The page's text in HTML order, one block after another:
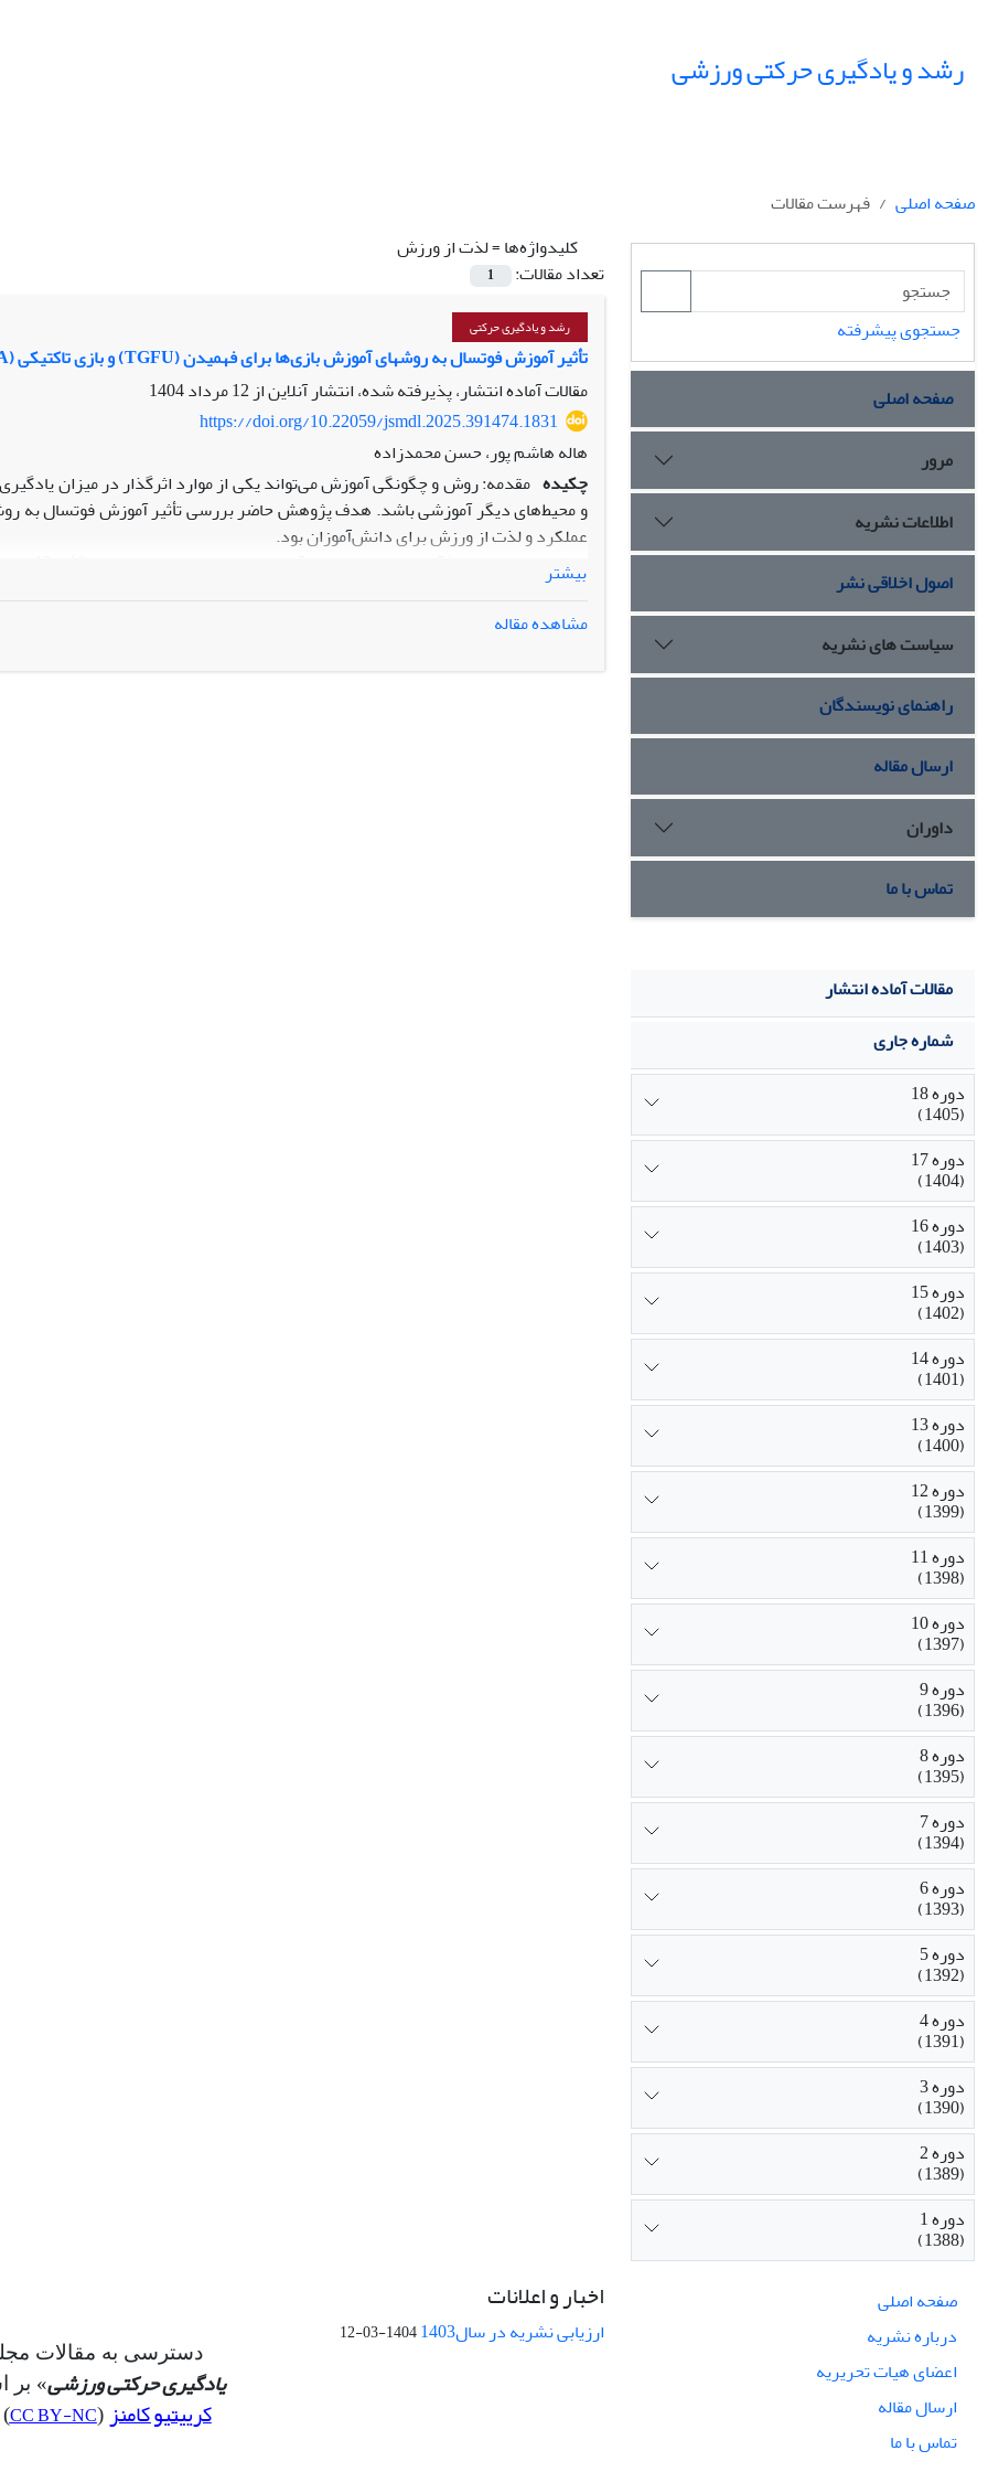
رشد و یادگیری حرکتی ورزشی
صفحه اصلی
فهرست مقالات
کلیدواژه‌ها =لذت از ورزش
تعداد مقالات:
1
رشد و یادگیری حرکتی
تأثیر آموزش فوتسال به روشهای آموزش بازی‌ها برای فهمیدن (TGFU) و بازی تاکتیکی (TGA) بر عملکرد و لذت از ورزش برای دانش‌آموزان
مقالات آماده انتشار، پذیرفته شده، انتشار آنلاین از12 مرداد 1404
https://doi.org/10.22059/jsmdl.2025.391474.1831
هاله هاشم پور، حسن محمدزاده
چکیده مقدمه: روش و چگونگی آموزش می‌تواند یکی از موارد اثرگذار در میزان
عملکرد و لذت از ورزش برای دانش‌آموزان بود.
پرسشنامه لذت از فعالیت بدنی PACES برای ارزیابی لذت از ورزش استفاده شد.
روش TGA بهتر از روش TGFU بود.
بیشتر
مشاهده مقاله
جستجوی پیشرفته
صفحه اصلی
مرور
اطلاعات نشریه
اصول اخلاقی نشر
سیاست های نشریه
راهنمای نویسندگان
ارسال مقاله
داوران
تماس با ما
مقالات آماده انتشار
شماره جاری
دوره 18
(1405)
دوره 17
(1404)
دوره 16
(1403)
دوره 15
(1402)
دوره 14
(1401)
دوره 13
(1400)
دوره 12
(1399)
دوره 11
(1398)
دوره 10
(1397)
دوره 9
(1396)
دوره 8
(1395)
دوره 7
(1394)
دوره 6
(1393)
دوره 5
(1392)
دوره 4
(1391)
دوره 3
(1390)
دوره 2
(1389)
دوره 1
(1388)
صفحه اصلی
درباره نشریه
اعضای هیات تحریریه
ارسال مقاله
تماس با ما
اخبار و اعلانات
ارزیابی نشریه در سال1403 1404-03-12
دسترسی به مقالات
یادگیری حرکتی ورزشی» بر
کرییتیو کامنز (
CC BY-NC